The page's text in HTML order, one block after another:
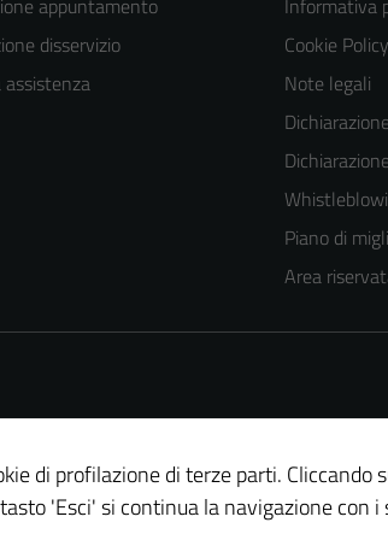
appuntamento
disservizio
assistenza
Informativa
Cookie Policy
Note legali
Piano di
Area
di profilazione di terze parti. Cliccando
'Esci' si continua la navigazione con i